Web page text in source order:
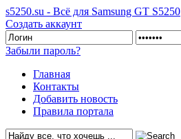
s5250.su - Всё для Samsung GT S5250
Создать аккаунт
Забыли пароль?
Главная
Контакты
Добавить новость
Правила портала